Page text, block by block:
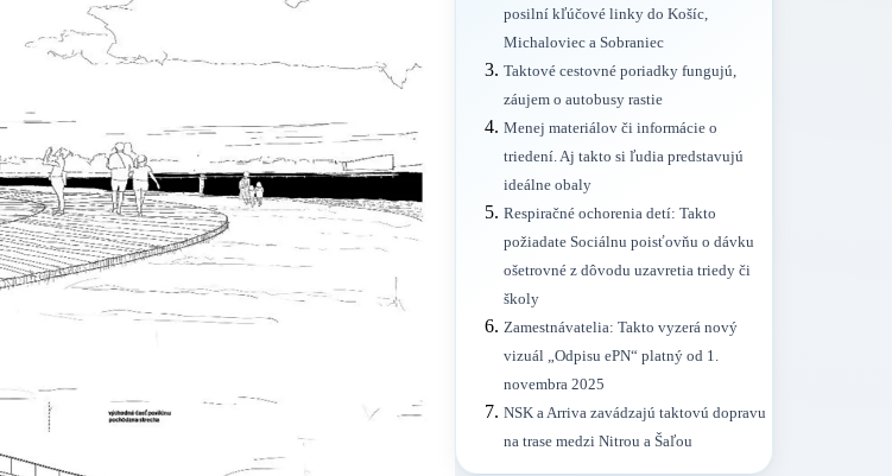
posilní kľúčové linky do Košíc,
Michaloviec a Sobraniec
Taktové cestovné poriadky fungujú,
záujem o autobusy rastie
Menej materiálov či informácie o
triedení. Aj takto si ľudia predstavujú
ideálne obaly
Respiračné ochorenia detí: Takto
požiadate Sociálnu poisťovňu o dávku
ošetrovné z dôvodu uzavretia triedy či
školy
Zamestnávatelia: Takto vyzerá nový
vizuál „Odpisu ePN“ platný od 1.
novembra 2025
NSK a Arriva zavádzajú taktovú dopravu
na trase medzi Nitrou a Šaľou